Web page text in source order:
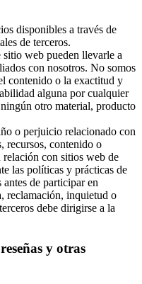
disponibles a través de
de terceros.
sitio web pueden llevarle a
con nosotros. No somos
contenido o la exactitud y
alguna por cualquier
otro material, producto
o perjuicio relacionado con
recursos, contenido o
relación con sitios web de
las políticas y prácticas de
antes de participar en
reclamación, inquietud o
debe dirigirse a la
y otras